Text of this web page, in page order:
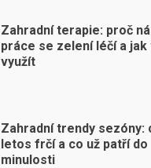
Zahradní terapie: proč
práce se zelení léčí a jak
využít
Zahradní trendy sezóny:
letos frčí a co už patří do
minulosti